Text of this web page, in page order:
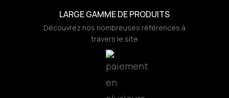
LARGE GAMME DE PRODUITS
Découvrez nos nombreuses références à
travers le site